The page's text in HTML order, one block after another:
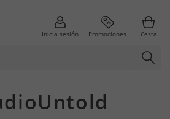
Inicia sesión Promociones Cesta